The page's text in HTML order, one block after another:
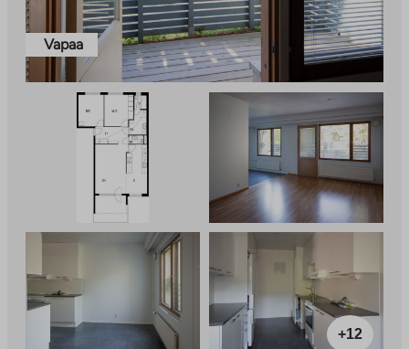
Vapaa
+12